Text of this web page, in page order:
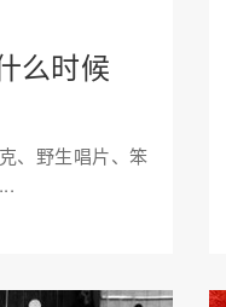
么时候
、野生唱片、笨